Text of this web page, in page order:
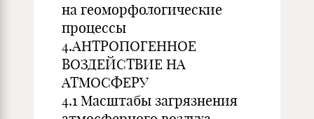
на геоморфологические
процессы
4.АНТРОПОГЕННОЕ
ВОЗДЕЙСТВИЕ НА
АТМОСФЕРУ
4.1 Масштабы загрязнения